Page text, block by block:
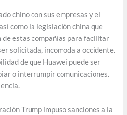
chino con sus empresas y el
como la legislación china que
de estas compañías para facilitar
solicitada, incomoda a occidente.
de que Huawei puede ser
o interrumpir comunicaciones,
Trump impuso sanciones a la